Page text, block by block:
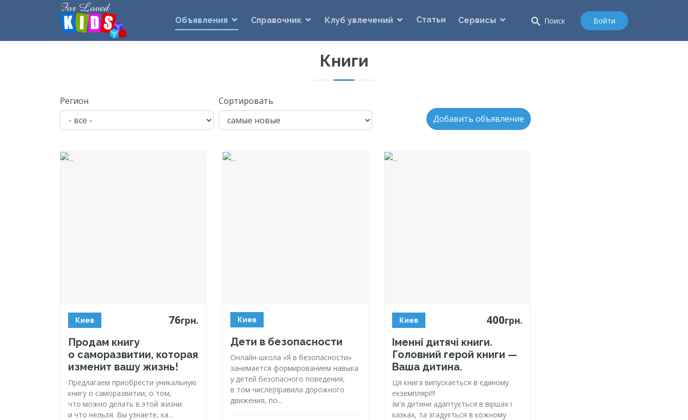
Объявления Справочник Клуб увлечений Статьи Сервисы search Поиск Войти
Книги
Регион
Сортировать
Добавить объявление
Киев 76грн.
Продам книгу
о саморазвитии, которая
изменит вашу жизнь!
Предлагаем приобрести уникальную
книгу о саморазвитии, о том,
что можно делать в этой жизни
и что нельзя. Вы узнаете, ка...
Киев
Дети в безопасности
Онлайн-школа «Я в безопасности»
занимается формированием навыка
у детей безопасного поведения,
в том числе(правила дорожного
движения, по...
Киев 400грн.
Іменні дитячі книги.
Головний герой книги —
Ваша дитина.
Ця книга випускається в єдиному
екземплярі!!!
Ім'я дитини адаптується в віршах і
казках, та згадується в кожному